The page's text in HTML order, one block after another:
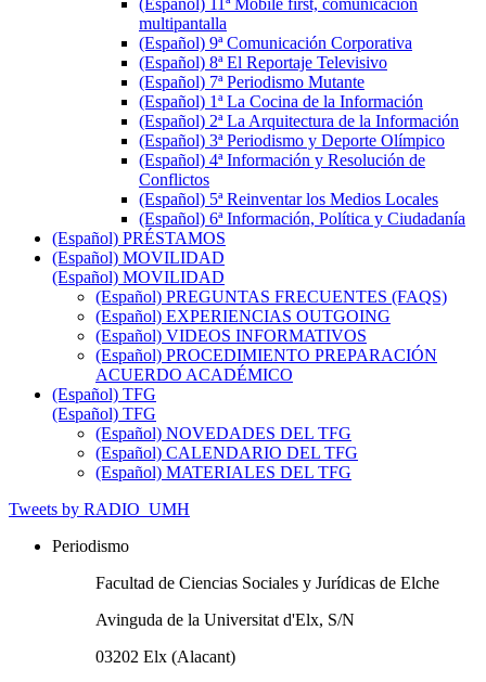
multipantalla
(Español) 9ª Comunicación Corporativa
(Español) 8ª El Reportaje Televisivo
(Español) 7ª Periodismo Mutante
(Español) 1ª La Cocina de la Información
(Español) 2ª La Arquitectura de la Información
(Español) 3ª Periodismo y Deporte Olímpico
(Español) 4ª Información y Resolución de
Conflictos
(Español) 5ª Reinventar los Medios Locales
(Español) 6ª Información, Política y Ciudadanía
(Español) PRÉSTAMOS
(Español) MOVILIDAD
(Español) MOVILIDAD
(Español) PREGUNTAS FRECUENTES (FAQS)
(Español) EXPERIENCIAS OUTGOING
(Español) VIDEOS INFORMATIVOS
(Español) PROCEDIMIENTO PREPARACIÓN
ACUERDO ACADÉMICO
(Español) TFG
(Español) TFG
(Español) NOVEDADES DEL TFG
(Español) CALENDARIO DEL TFG
(Español) MATERIALES DEL TFG
Tweets by RADIO_UMH
Periodismo
Facultad de Ciencias Sociales y Jurídicas de Elche
Avinguda de la Universitat d'Elx, S/N
03202 Elx (Alacant)